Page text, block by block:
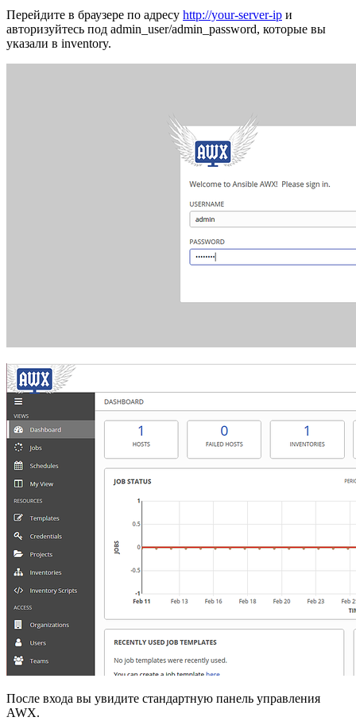
Перейдите в браузере по адресу http://your-server-ip и
авторизуйтесь под admin_user/admin_password, которые вы
указали в inventory.
После входа вы увидите стандартную панель управления
AWX.